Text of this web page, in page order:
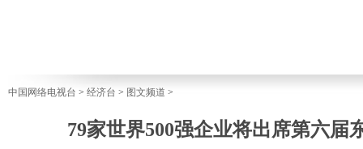
中国网络电视台 > 经济台 > 图文频道 >
79家世界500强企业将出席第六届